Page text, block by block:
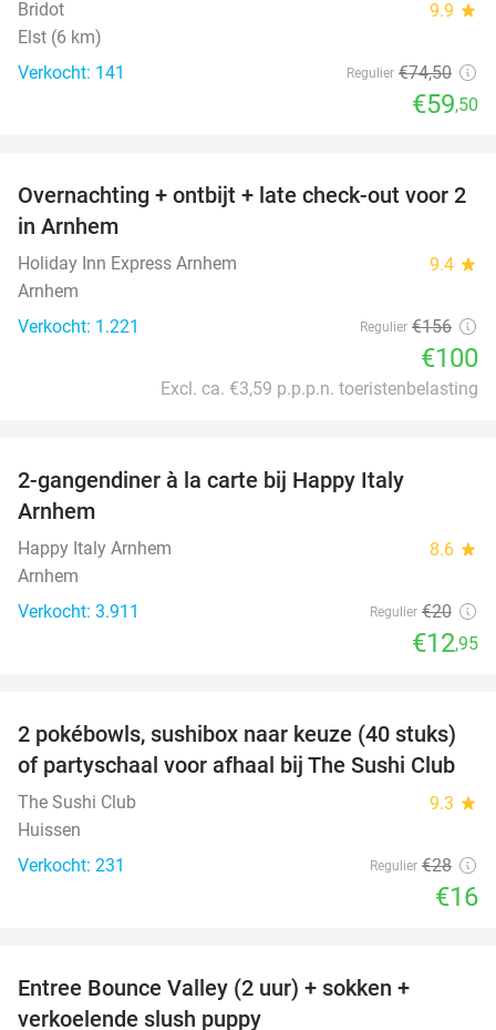
Bridot 9.9 star
Elst (6 km)
Verkocht: 141
Regulier €74,50
€59,50
36%
Overnachting + ontbijt + late check-out voor 2
in Arnhem
Holiday Inn Express Arnhem 9.4 star
Arnhem
Verkocht: 1.221
Regulier €156
€100
Excl. ca. €3,59 p.p.p.n. toeristenbelasting
2-gangendiner à la carte bij Happy Italy
Arnhem
Happy Italy Arnhem 8.6 star
Arnhem
Verkocht: 3.911
Regulier €20
€12,95
43%
2 pokébowls, sushibox naar keuze (40 stuks)
of partyschaal voor afhaal bij The Sushi Club
The Sushi Club 9.3 star
Huissen
Verkocht: 231
Regulier €28
€16
Entree Bounce Valley (2 uur) + sokken +
verkoelende slush puppy